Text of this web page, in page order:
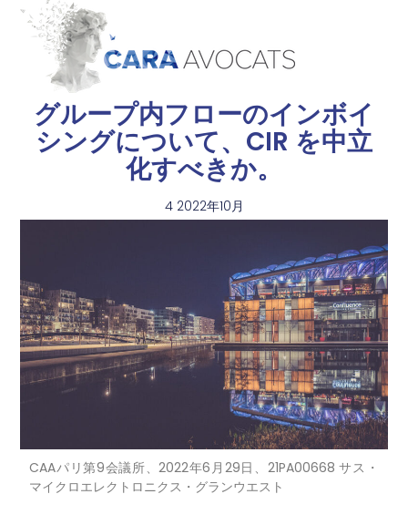
グループ内フローのインボイ
シングについて、CIR を中立
化すべきか。
4 2022年10月
CAAパリ第9会議所、2022年6月29日、21PA00668 サス・
マイクロエレクトロニクス・グランウエスト